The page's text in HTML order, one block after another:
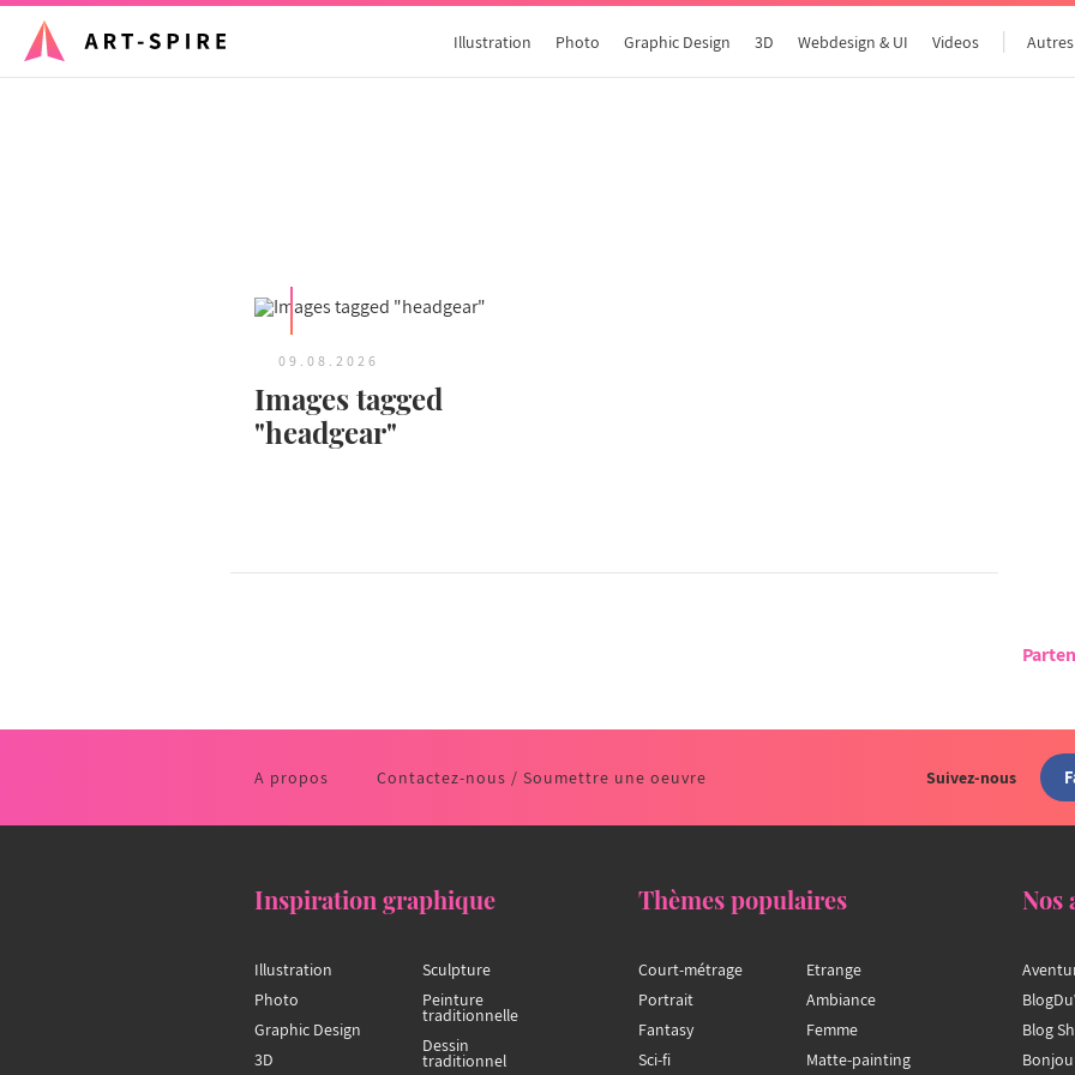
Illustration Photo Graphic Design 3D Webdesign & UI Videos Autres
09.08.2026
Images tagged
"headgear"
A propos Contactez-nous / Soumettre une oeuvre Suivez-nous
Inspiration graphique
Illustration
Photo
Graphic Design
3D
Sculpture
Peinture
traditionnelle
Dessin
traditionnel
Thèmes populaires
Court-métrage
Portrait
Fantasy
Sci-fi
Etrange
Ambiance
Femme
Matte-painting
Nos
Blog